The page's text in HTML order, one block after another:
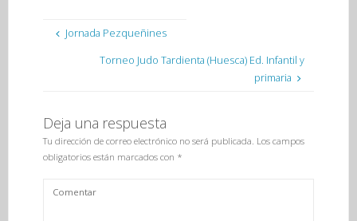
Jornada Pezqueñines
Torneo Judo Tardienta (Huesca) Ed. Infantil y
primaria
Deja una respuesta
Tu dirección de correo electrónico no será publicada. Los campos
obligatorios están marcados con *